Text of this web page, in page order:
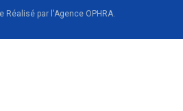
Réalisé par l'Agence OPHRA.